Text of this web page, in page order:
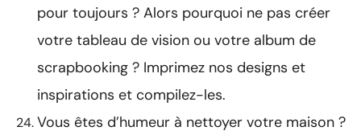
pour toujours ? Alors pourquoi ne pas créer
votre tableau de vision ou votre album de
scrapbooking ? Imprimez nos designs et
inspirations et compilez-les.
Vous êtes d’humeur à nettoyer votre maison ?